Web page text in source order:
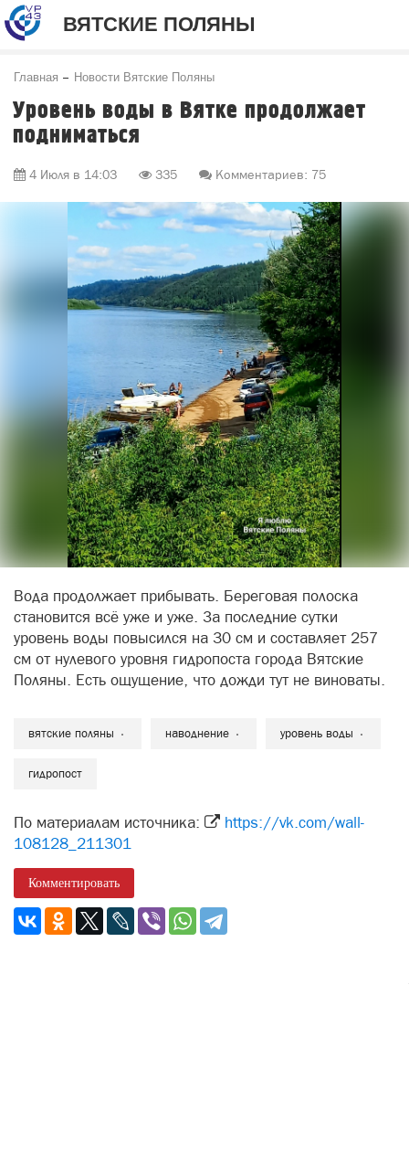
ВЯТСКИЕ ПОЛЯНЫ
Главная Новости Вятские Поляны
Уровень воды в Вятке продолжает
подниматься
4 Июля в 14:03 335 Комментариев: 75
Вода продолжает прибывать. Береговая полоска
становится всё уже и уже. За последние сутки
уровень воды повысился на 30 см и составляет 257
см от нулевого уровня гидропоста города Вятские
Поляны. Есть ощущение, что дожди тут не виноваты.
вятские поляны наводнение уровень воды
гидропост
По материалам источника:
https://vk.com/wall-
108128_211301
Комментировать